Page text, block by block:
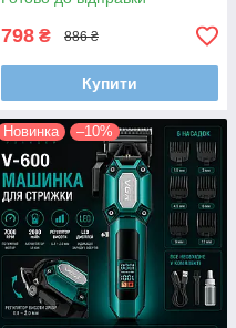
798 ₴ 886 ₴
Купити
Новинка –10%